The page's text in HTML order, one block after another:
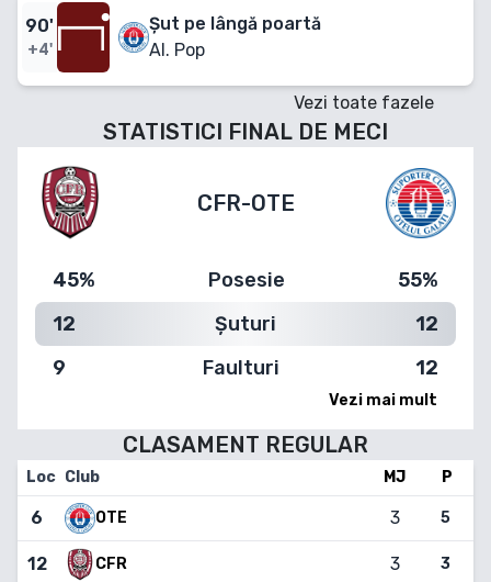
90'
+4'
Șut pe lângă poartă
Al. Pop
Vezi toate fazele
STATISTICI FINAL DE MECI
CFR-OTE
45% Posesie
55%
12
Șuturi
12
9
Faulturi 12
Vezi mai mult
CLASAMENT REGULAR
Loc Club MJ P
6 OTE 3 5
12 CFR 3 3